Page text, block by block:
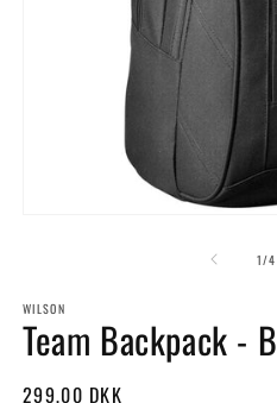
1/af
4
WILSON
Team Backpack -
Normalpris
299,00 DKK